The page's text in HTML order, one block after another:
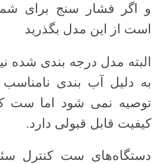
و اگر فشار سنج برای
است از این مدل بگذرید
البته مدل درجه بندی شده
به دلیل آب بندی نامناسب
توصیه نمی شود اما ست
کیفیت قابل قبولی دارد.
دستگاه‌های ست کنترل